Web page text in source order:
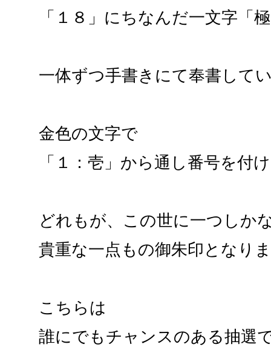
「１８」にちなんだ一文字「
一体ずつ手書きにて奉書して
金色の文字で
「１：壱」から通し番号を付
どれもが、この世に一つしか
貴重な一点もの御朱印となり
こちらは
誰にでもチャンスのある抽選